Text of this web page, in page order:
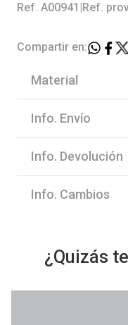
Ref. A00941 Ref.
Compartir en:
Material
Info. Envío
Info. Devolución
Info. Cambios
¿Quizás